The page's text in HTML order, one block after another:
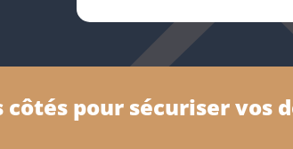
pour sécuriser vos